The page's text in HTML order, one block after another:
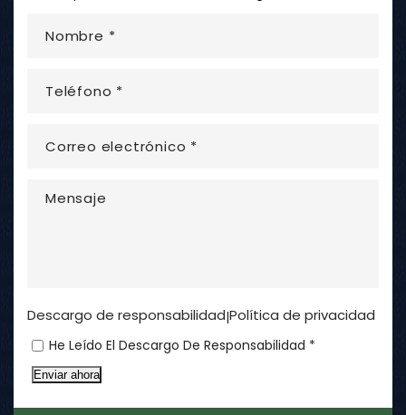
Descargo de responsabilidad|Política de privacidad
He Leído El Descargo De Responsabilidad *
Enviar ahora